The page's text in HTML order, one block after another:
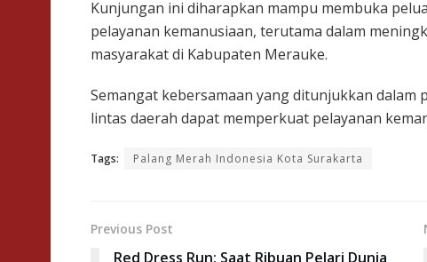
Kunjungan ini diharapkan mampu membuka
pelayanan kemanusiaan, terutama dalam
masyarakat di Kabupaten Merauke.
Semangat kebersamaan yang ditunjukkan
lintas daerah dapat memperkuat pelayanan
Tags: Palang Merah Indonesia Kota Surakarta
Previous Post
Red Dress Run: Saat Ribuan Pelari Dunia